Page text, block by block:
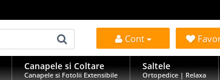
Cont
Canapele si Coltare
Canapele si Fotolii Extensibile
Saltele
Ortopedice | Relaxa